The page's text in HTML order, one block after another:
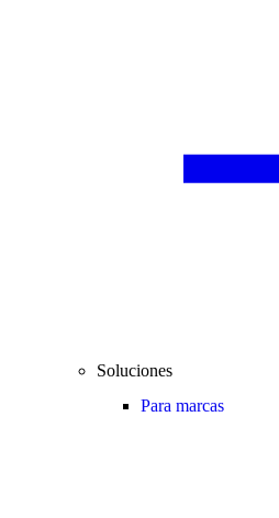
Soluciones
Para marcas